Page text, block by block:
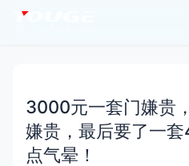
3000元一套门嫌贵
嫌贵，最后要了一
点气晕！